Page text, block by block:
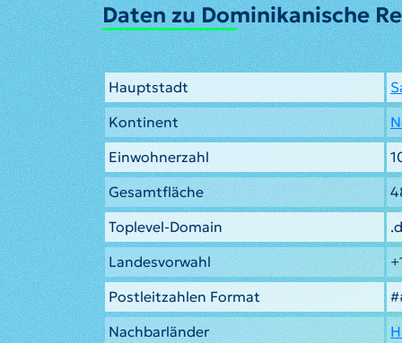
Daten zu Dominikanische
Hauptstadt
Kontinent
Einwohnerzahl
Gesamtfläche
Toplevel-Domain
Landesvorwahl
Postleitzahlen Format
Nachbarländer